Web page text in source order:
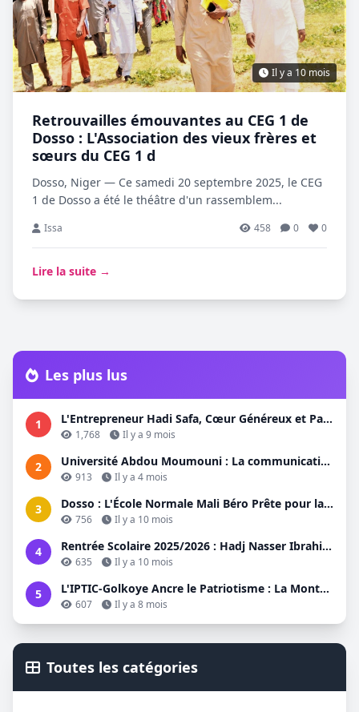
Il y a 10 mois
Retrouvailles émouvantes au CEG 1 de
Dosso : L'Association des vieux frères et
sœurs du CEG 1 d
Dosso, Niger — Ce samedi 20 septembre 2025, le CEG
1 de Dosso a été le théâtre d'un rassemblem...
Issa 458 0 0
Lire la suite →
Les plus lus
1 L'Entrepreneur Hadi Safa, Cœur Généreux et Patriote Sincère, Propulse l'Éducation à Dosso
1,768 Il y a 9 mois
2 Université Abdou Moumouni : La communication au cœur des débats à la Place AB
913 Il y a 4 mois
3 Dosso : L'École Normale Mali Béro Prête pour la Rentrée 2025-2026
756 Il y a 10 mois
4 Rentrée Scolaire 2025/2026 : Hadj Nasser Ibrahim coordonnateur regional de la M 62 appelle à la Mobi
635 Il y a 10 mois
5 L'IPTIC-Golkoye Ancre le Patriotisme : La Montée du Drapeau Revient à l'Honneur
607 Il y a 8 mois
Toutes les catégories